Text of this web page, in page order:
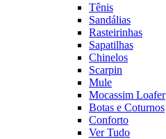
Tênis
Sandálias
Rasteirinhas
Sapatilhas
Chinelos
Scarpin
Mule
Mocassim Loafer
Botas e Coturnos
Conforto
Ver Tudo